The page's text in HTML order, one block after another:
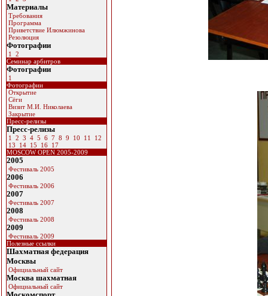
Материалы
Требования
Программа
Приветствие Илюмжинова
Резолюция
Фотографии
1
2
Семинар арбитров
Фотографии
1
Фотографии
Открытие
Сёги
Визит М.И. Николаева
Закрытие
Пресс-релизы
Пресс-релизы
1 2 3 4 5 6 7 8 9 10 11
12
13
14 15 16 17
MOSCOW OPEN 2005-2009
2005
Фестиваль 2005
2006
Фестиваль 2006
2007
Фестиваль 2007
2008
Фестиваль 2008
2009
Фестиваль 2009
Полезные ссылки
Шахматная федерация
Москвы
Официальный сайт
Москва шахматная
Официальный сайт